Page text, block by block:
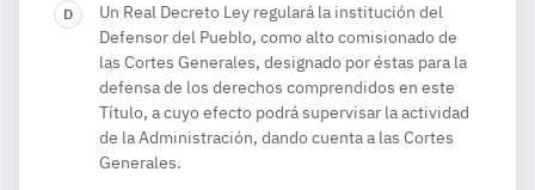
Un Real Decreto Ley regulará la institución del
Defensor del Pueblo, como alto comisionado de
las Cortes Generales, designado por éstas para la
defensa de los derechos comprendidos en este
Título, a cuyo efecto podrá supervisar la actividad
de la Administración, dando cuenta a las Cortes
Generales.